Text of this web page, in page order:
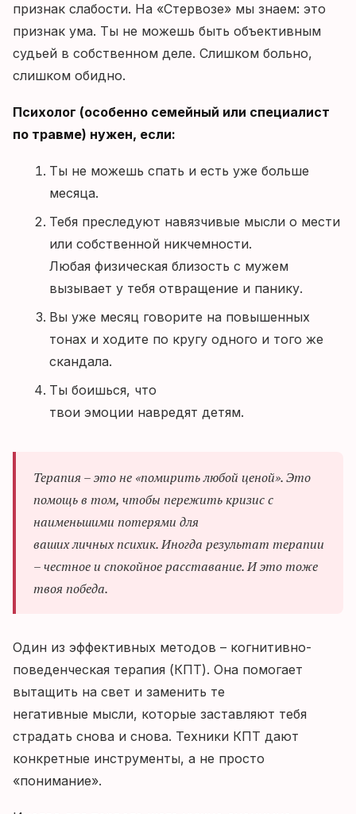
признак слабости. На «Стервозе» мы знаем: это
признак ума. Ты не можешь быть объективным
судьей в собственном деле. Слишком больно,
слишком обидно.
Психолог (особенно семейный или специалист
по травме) нужен, если:
Ты не можешь спать и есть уже больше
месяца.
Тебя преследуют навязчивые мысли о мести
или собственной никчемности.
Любая физическая близость с мужем
вызывает у тебя отвращение и панику.
Вы уже месяц говорите на повышенных
тонах и ходите по кругу одного и того же
скандала.
Ты боишься, что
твои эмоции навредят детям.
Терапия – это не «помирить любой ценой». Это
помощь в том, чтобы пережить кризис с
наименьшими потерями для
ваших личных психик. Иногда результат терапии
– честное и спокойное расставание. И это тоже
твоя победа.
Один из эффективных методов – когнитивно-
поведенческая терапия (КПТ). Она помогает
вытащить на свет и заменить те
негативные мысли, которые заставляют тебя
страдать снова и снова. Техники КПТ дают
конкретные инструменты, а не просто
«понимание».